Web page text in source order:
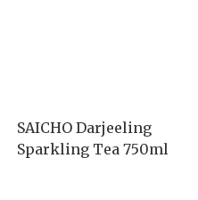
SAICHO Darjeeling
Sparkling Tea 750ml